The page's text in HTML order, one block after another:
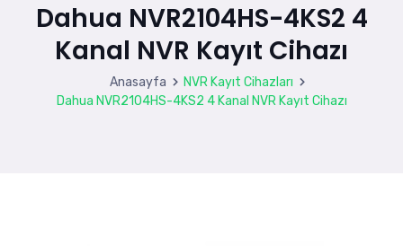
Dahua NVR2104HS-4KS2 4
Kanal NVR Kayıt Cihazı
Anasayfa
NVR Kayıt Cihazları
Dahua NVR2104HS-4KS2 4 Kanal NVR Kayıt Cihazı